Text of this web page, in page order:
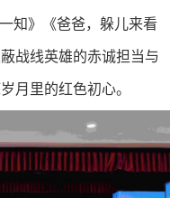
知》《爸爸，躲儿来看
战线英雄的赤诚担当与
月里的红色初心。